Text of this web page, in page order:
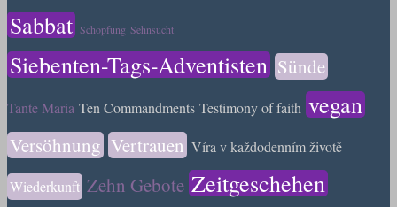
Sabbat Schöpfung Sehnsucht
Siebenten-Tags-Adventisten Sünde
Tante Maria Ten Commandments Testimony of faith vegan
Versöhnung Vertrauen Víra v každodenním životě
Wiederkunft Zehn Gebote Zeitgeschehen